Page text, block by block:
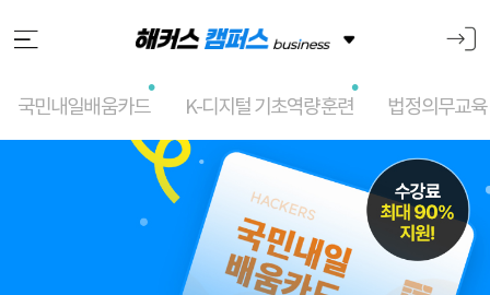
국민내일배움카드 K-디지털 기초역량훈련 법정의무교육